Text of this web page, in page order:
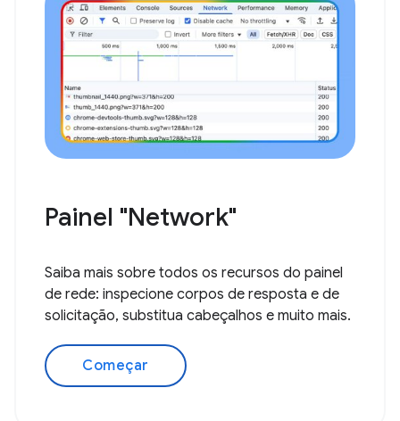
Painel "Network"
Saiba mais sobre todos os recursos do painel
de rede: inspecione corpos de resposta e de
solicitação, substitua cabeçalhos e muito mais.
Começar